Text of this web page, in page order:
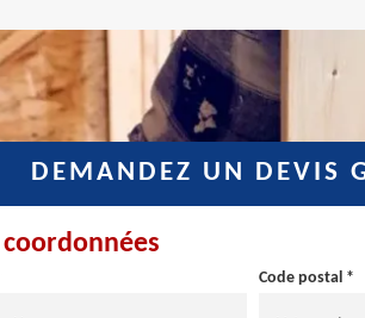
DEMANDEZ UN DEVIS
coordonnées
Code postal *